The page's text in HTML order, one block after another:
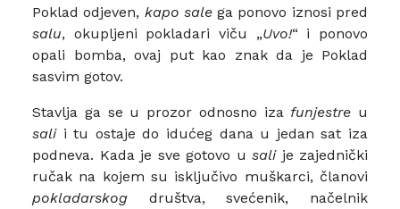
Poklad odjeven, kapo salega ponovo iznosi pred
salu, okupljeni pokladari viču „Uvo!“ i ponovo
opali bomba, ovaj put kao znak da je Poklad
sasvim gotov.
Stavlja ga se u prozor odnosno iza funjestre u
salii tu ostaje do idućeg dana u jedan sat iza
podneva. Kada je sve gotovo u salije zajednički
ručak na kojem su isključivo muškarci, članovi
pokladarskog društva, svećenik, načelnik